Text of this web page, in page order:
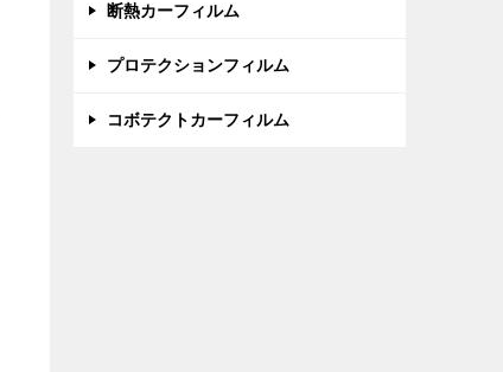
断熱カーフィルム
プロテクションフィルム
コボテクトカーフィルム